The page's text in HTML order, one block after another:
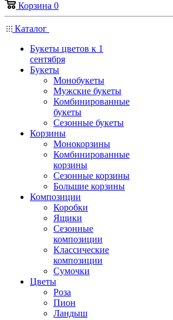
Корзина 0
Каталог
Букеты цветов к 1
сентября
Букеты
Монобукеты
Мужские букеты
Комбинированные
букеты
Сезонные букеты
Корзины
Монокорзины
Комбинированные
корзины
Сезонные корзины
Большие корзины
Композиции
Коробки
Ящики
Сезонные
композиции
Классические
композиции
Сумочки
Цветы
Роза
Пион
Ландыш